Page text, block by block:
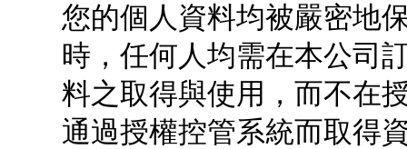
您的個人資料均被嚴密地
時，任何人均需在本公司
料之取得與使用，而不在
通過授權控管系統而取得